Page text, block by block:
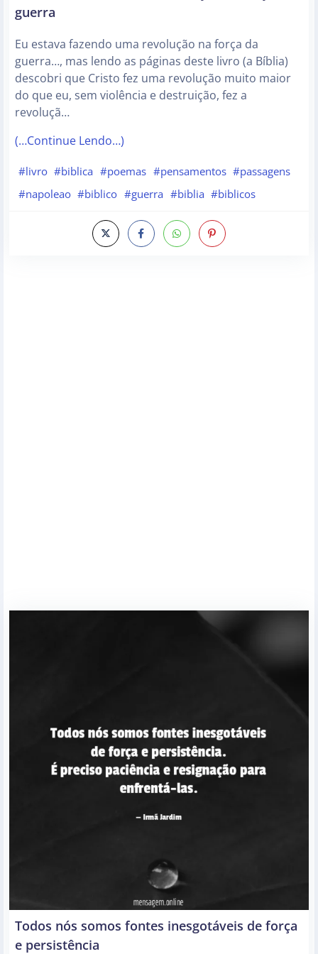
guerra
Eu estava fazendo uma revolução na força da
guerra…, mas lendo as páginas deste livro (a Bíblia)
descobri que Cristo fez uma revolução muito maior
do que eu, sem violência e destruição, fez a
revoluçã…
(…Continue Lendo…)
#livro #biblica #poemas #pensamentos #passagens
#napoleao #biblico #guerra #biblia #biblicos
Todos nós somos fontes inesgotáveis de força
e persistência